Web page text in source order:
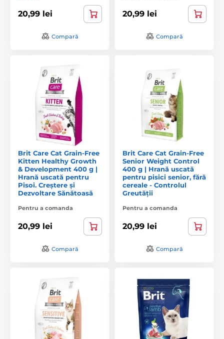
20,99 lei
Compară
20,99 lei
Compară
Brit Care Cat Grain-Free
Kitten Healthy Growth
& Development 400 g |
Hrană uscată pentru
Pisoi. Creștere și
Dezvoltare Sănătoasă
Pentru a comanda
20,99 lei
Compară
Brit Care Cat Grain-Free
Senior Weight Control
400 g | Hrană uscată
pentru pisici senior, fără
cereale - Controlul
Greutății
Pentru a comanda
20,99 lei
Compară